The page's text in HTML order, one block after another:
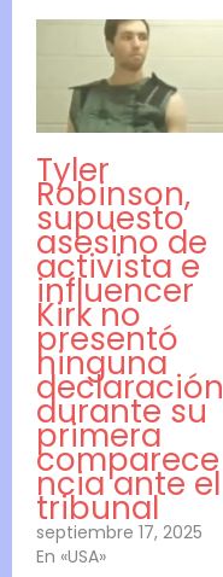
Tyler
Robinson,
supuesto
asesino de
activista e
influencer
Kirk no
presentó
ninguna
declaración
durante su
primera
comparece
ncia ante el
tribunal
septiembre 17, 2025
En «USA»